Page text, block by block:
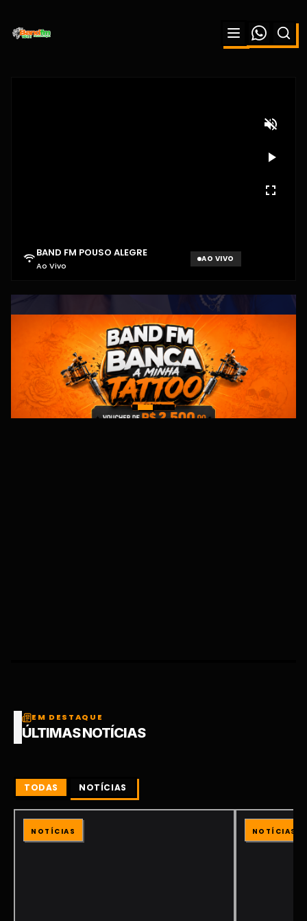
BAND FM POUSO ALEGRE
Ao Vivo
AO VIVO
EM DESTAQUE
ÚLTIMAS NOTÍCIAS
TODAS NOTÍCIAS
NOTÍCIAS NOTÍCIAS